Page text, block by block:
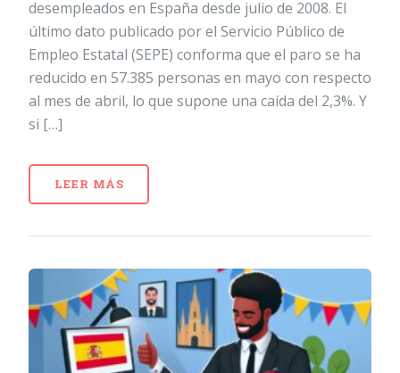
desempleados en España desde julio de 2008. El
último dato publicado por el Servicio Público de
Empleo Estatal (SEPE) conforma que el paro se ha
reducido en 57.385 personas en mayo con respecto
al mes de abril, lo que supone una caída del 2,3%. Y
si […]
LEER MÁS